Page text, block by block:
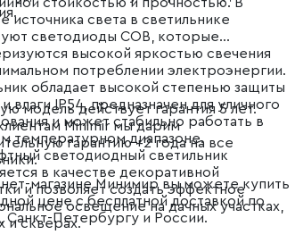
источника света в светильнике
светодиоды COB, которые
высокой яркостью свечения
потреблении электроэнергии.
обладает высокой степенью защиты
влаги IP54, предназначен для уличного
и может стабильно работать в
температурном диапазоне.
светодиодный светильник
в качестве декоративной
и позволяет создать эффектное
освещение на дачных участках,
и скверах.
модель действует гарантия 5 лет.
Minimir мы дарим
гарантию +2 года на все
магазине Минимир вы можете купить
цене с бесплатной доставкой по
Санкт-Петербургу и России.